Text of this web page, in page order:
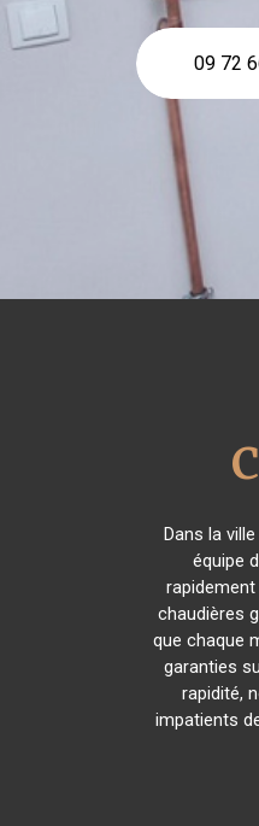
09 72
Dans la ville
équipe
chaudières
que chaque
garanties
rapidité,
impatients